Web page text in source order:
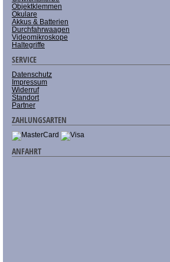
Objektklemmen
Okulare
Akkus & Batterien
Durchfahrwaagen
Videomikroskope
Haltegriffe
SERVICE
Datenschutz
Impressum
Widerruf
Standort
Partner
ZAHLUNGSARTEN
ANFAHRT